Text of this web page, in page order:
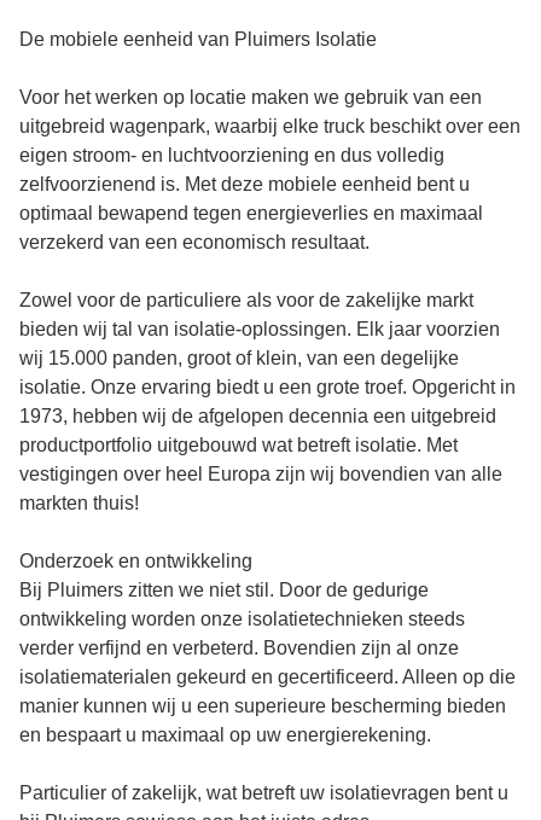
De mobiele eenheid van Pluimers Isolatie
Voor het werken op locatie maken we gebruik van een
uitgebreid wagenpark, waarbij elke truck beschikt over een
eigen stroom- en luchtvoorziening en dus volledig
zelfvoorzienend is. Met deze mobiele eenheid bent u
optimaal bewapend tegen energieverlies en maximaal
verzekerd van een economisch resultaat.
Zowel voor de particuliere als voor de zakelijke markt
bieden wij tal van isolatie-oplossingen. Elk jaar voorzien
wij 15.000 panden, groot of klein, van een degelijke
isolatie. Onze ervaring biedt u een grote troef. Opgericht in
1973, hebben wij de afgelopen decennia een uitgebreid
productportfolio uitgebouwd wat betreft isolatie. Met
vestigingen over heel Europa zijn wij bovendien van alle
markten thuis!
Onderzoek en ontwikkeling
Bij Pluimers zitten we niet stil. Door de gedurige
ontwikkeling worden onze isolatietechnieken steeds
verder verfijnd en verbeterd. Bovendien zijn al onze
isolatiematerialen gekeurd en gecertificeerd. Alleen op die
manier kunnen wij u een superieure bescherming bieden
en bespaart u maximaal op uw energierekening.
Particulier of zakelijk, wat betreft uw isolatievragen bent u